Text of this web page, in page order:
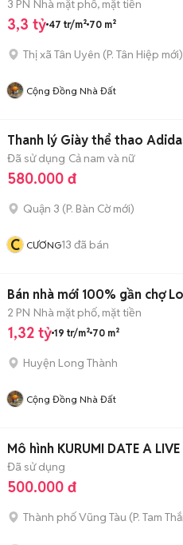
3 PN Nhà mặt phố, mặt tiền
3,3 tỷ 47 tr/m² 70 m²
Thị xã Tân Uyên (P. Tân Hiệp mới)
Cộng Đồng Nhà Đất
Thanh lý Giày thể thao
Đã sử dụng Cả nam và nữ
580.000 đ
Quận 3 (P. Bàn Cờmới)
C CƯƠNG13 đã bán
Bán nhà mới 100% gần chợ
2 PN Nhà mặt phố, mặt tiền
1,32 tỷ 19 tr/m² 70 m²
Huyện Long Thành
Cộng Đồng Nhà Đất
Mô hình KURUMI DATE A
Đã sử dụng
500.000 đ
Thành phố Vũng Tàu (P. Tam